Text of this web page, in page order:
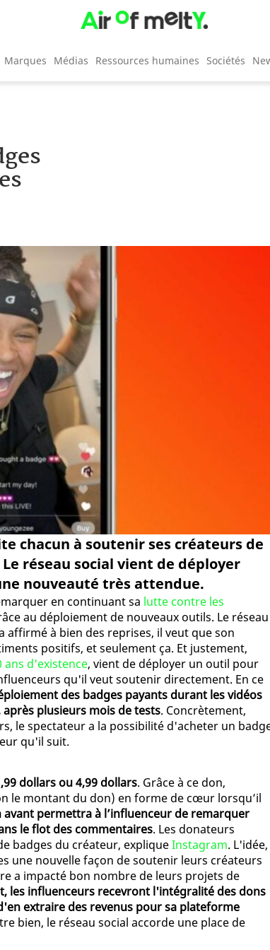
Marques Médias Ressources humaines Sociétés
chacun à soutenir ses créateurs de
réseau social vient de déployer
nouveauté très attendue.
en continuant sa lutte contre les
au déploiement de nouveaux outils. Le réseau
affirmé à bien des reprises, il veut que son
positifs, et seulement ça. Et justement,
ans d'existence, vient de déployer un outil pour
qu'il veut soutenir directement. En ce
des badges payants durant les vidéos
plusieurs mois de tests. Concrètement,
le spectateur a la possibilité d'acheter un
qu'il suit.
dollars ou 4,99 dollars. Grâce à ce don,
le montant du don) en forme de cœur lorsqu’il
avant permettra à l’influenceur de remarquer
le flot des commentaires. Les donateurs
badges du créateur, expliqueInstagram. L'idée,
une nouvelle façon de soutenir leurs créateurs
a impacté bon nombre de leurs projets de
les influenceurs recevront l'intégralité des dons
extraire des revenus pour sa plateforme
bien, le réseau social accorde une place de